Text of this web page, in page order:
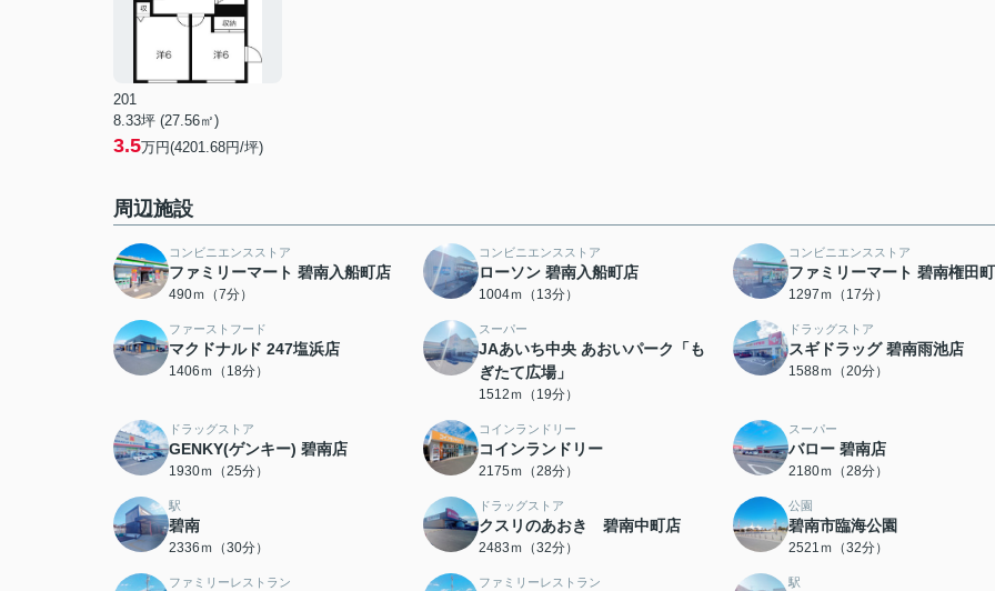
201
8.33坪 (27.56㎡)
3.5万円(4201.68円/坪)
周辺施設
コンビニエンスストア
ファミリーマート 碧南入船町店
490ｍ（7分）
コンビニエンスストア
ローソン 碧南入船町店
1004ｍ（13分）
コンビニエンスストア
ファミリーマート 碧南権田
1297ｍ（17分）
ファーストフード
マクドナルド 247塩浜店
1406ｍ（18分）
スーパー
JAあいち中央 あおいパーク「も
ぎたて広場」
1512ｍ（19分）
ドラッグストア
スギドラッグ 碧南雨池店
1588ｍ（20分）
ドラッグストア
GENKY(ゲンキー) 碧南店
1930ｍ（25分）
コインランドリー
コインランドリー
2175ｍ（28分）
スーパー
バロー 碧南店
2180ｍ（28分）
駅
碧南
2336ｍ（30分）
ドラッグストア
クスリのあおき 碧南中町店
2483ｍ（32分）
公園
碧南市臨海公園
2521ｍ（32分）
ファミリーレストラン ファミリーレストラン 駅